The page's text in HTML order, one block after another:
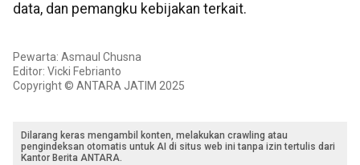
data, dan pemangku kebijakan terkait.
Pewarta: Asmaul Chusna
Editor: Vicki Febrianto
Copyright © ANTARA JATIM 2025
Dilarang keras mengambil konten, melakukan crawling atau
pengindeksan otomatis untuk AI di situs web ini tanpa izin tertulis dari
Kantor Berita ANTARA.